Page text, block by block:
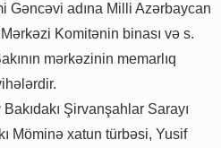
Gəncəvi adına Milli Azərbaycan
Komitənin binası və s.
mərkəzinin memarlıq
Şirvanşahlar Sarayı
Möminə xatun türbəsi, Yusif